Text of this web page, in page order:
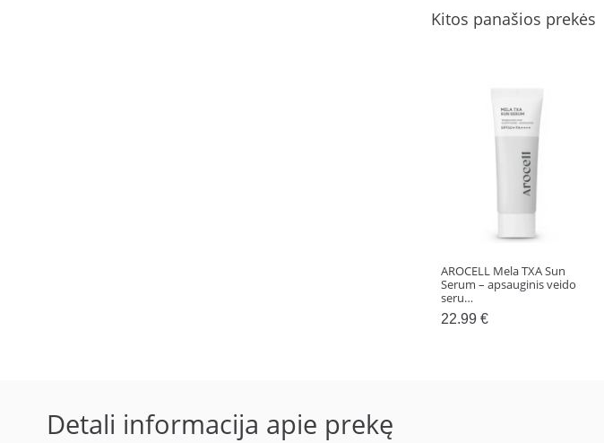
Simply
Kitos panašios prekės
AROCELL Mela TXA Sun
Serum – apsauginis veido
seru…
22.99€
Detali informacija apie prekę